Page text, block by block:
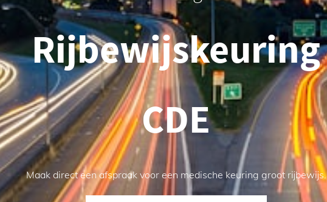
Rijbewijskeuring
​CDE
Maak direct een afspraak voor een medische keuring groot rijbewijs.